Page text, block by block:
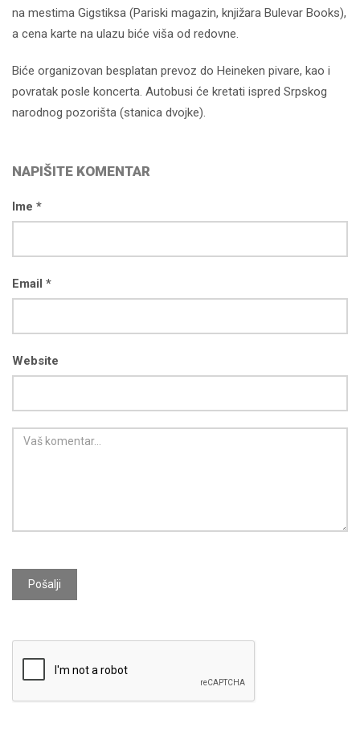
na mestima Gigstiksa (Pariski magazin, knjižara Bulevar Books),
a cena karte na ulazu biće viša od redovne.
Biće organizovan besplatan prevoz do Heineken pivare, kao i
povratak posle koncerta. Autobusi će kretati ispred Srpskog
narodnog pozorišta (stanica dvojke).
NAPIŠITE KOMENTAR
Ime *
Email *
Website
Pošalji